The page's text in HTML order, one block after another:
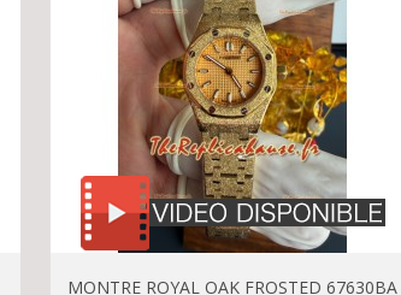
MONTRE ROYAL OAK FROSTED 67630BA